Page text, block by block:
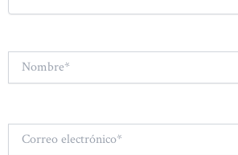
Nombre*
Correo
electrónico*